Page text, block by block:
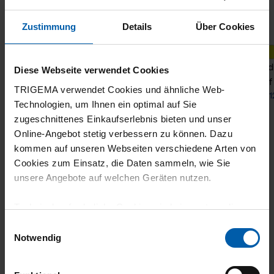
Zustimmung Details Über Cookies
Diese Webseite verwendet Cookies
TRIGEMA verwendet Cookies und ähnliche Web-
Technologien, um Ihnen ein optimal auf Sie
zugeschnittenes Einkaufserlebnis bieten und unser
Online-Angebot stetig verbessern zu können. Dazu
kommen auf unseren Webseiten verschiedene Arten von
Cookies zum Einsatz, die Daten sammeln, wie Sie
unsere Angebote auf welchen Geräten nutzen.
Technisch erforderliche Cookies sind eine notwendige
grundlegende Funktionen wie etwa zur Auswahl und
Notwendig
Hoodie with Charly the monkey embroidery
from 122,60 €
motif
from
climate-neutral
Family business